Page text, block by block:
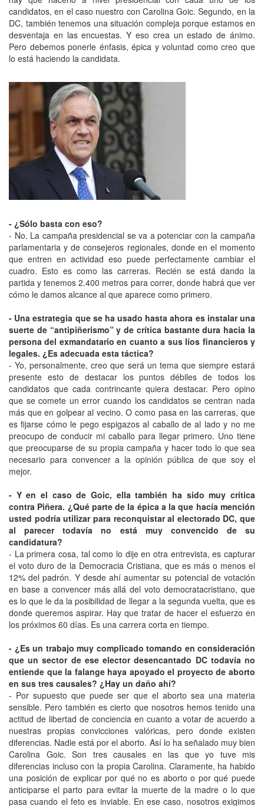
candidatos, en el caso nuestro con Carolina Goic. Segundo, en la
DC, también tenemos una situación compleja porque estamos en
desventaja en las encuestas. Y eso crea un estado de ánimo.
Pero debemos ponerle énfasis, épica y voluntad como creo que
lo está haciendo la candidata.
- ¿Sólo basta con eso?
- No. La campaña presidencial se va a potenciar con la campaña
parlamentaria y de consejeros regionales, donde en el momento
que entren en actividad eso puede perfectamente cambiar el
cuadro. Esto es como las carreras. Recién se está dando la
partida y tenemos 2.400 metros para correr, donde habrá que ver
cómo le damos alcance al que aparece como primero.
- Una estrategia que se ha usado hasta ahora es instalar una
suerte de “antipiñerismo” y de crítica bastante dura hacia la
persona del exmandatario en cuanto a sus líos financieros y
legales. ¿Es adecuada esta táctica?
- Yo, personalmente, creo que será un tema que siempre estará
presente esto de destacar los puntos débiles de todos los
candidatos que cada contrincante quiera destacar. Pero opino
que se comete un error cuando los candidatos se centran nada
más que en golpear al vecino. O como pasa en las carreras, que
es fijarse cómo le pego espigazos al caballo de al lado y no me
preocupo de conducir mi caballo para llegar primero. Uno tiene
que preocuparse de su propia campaña y hacer todo lo que sea
necesario para convencer a la opinión pública de que soy el
mejor.
- Y en el caso de Goic, ella también ha sido muy crítica
contra Piñera. ¿Qué parte de la épica a la que hacía mención
usted podría utilizar para reconquistar al electorado DC, que
al parecer todavía no está muy convencido de su
candidatura?
- La primera cosa, tal como lo dije en otra entrevista, es capturar
el voto duro de la Democracia Cristiana, que es más o menos el
12% del padrón. Y desde ahí aumentar su potencial de votación
en base a convencer más allá del voto democratacristiano, que
es lo que le da la posibilidad de llegar a la segunda vuelta, que es
donde queremos aspirar. Hay que tratar de hacer el esfuerzo en
los próximos 60 días. Es una carrera corta en tiempo.
- ¿Es un trabajo muy complicado tomando en consideración
que un sector de ese elector desencantado DC todavía no
entiende que la falange haya apoyado el proyecto de aborto
en sus tres causales? ¿Hay un daño ahí?
- Por supuesto que puede ser que el aborto sea una materia
sensible. Pero también es cierto que nosotros hemos tenido una
actitud de libertad de conciencia en cuanto a votar de acuerdo a
nuestras propias convicciones valóricas, pero donde existen
diferencias. Nadie está por el aborto. Así lo ha señalado muy bien
Carolina Goic. Son tres causales en las que yo tuve mis
diferencias incluso con la propia Carolina. Claramente, ha habido
una posición de explicar por qué no es aborto o por qué puede
anticiparse el parto para evitar la muerte de la madre o lo que
pasa cuando el feto es inviable. En ese caso, nosotros exigimos